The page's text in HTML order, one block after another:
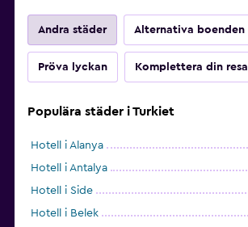
Andra städer Alternativa boenden
Pröva lyckan Komplettera din resa
Populära städer i Turkiet
Hotell i Alanya
Hotell i Antalya
Hotell i Side
Hotell i Belek